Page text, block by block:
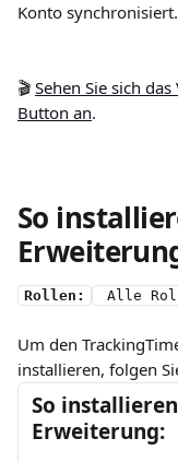
Konto synchronisiert.
🎬 Sehen Sie sich
Button an.
So
Rollen: Alle
Um den
installieren, folgen
So
Erweiterung: